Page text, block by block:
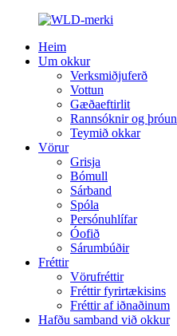
Heim
Um okkur
Verksmiðjuferð
Vottun
Gæðaeftirlit
Rannsóknir og þróun
Teymið okkar
Vörur
Grisja
Bómull
Sárband
Spóla
Persónuhlífar
Óofið
Sárumbúðir
Fréttir
Vörufréttir
Fréttir fyrirtækisins
Fréttir af iðnaðinum
Hafðu samband við okkur